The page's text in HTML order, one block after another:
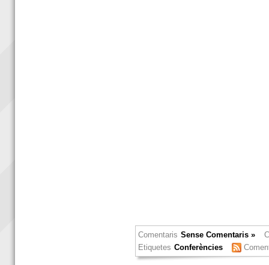
Comentaris Sense Comentaris »
Etiquetes Conferències